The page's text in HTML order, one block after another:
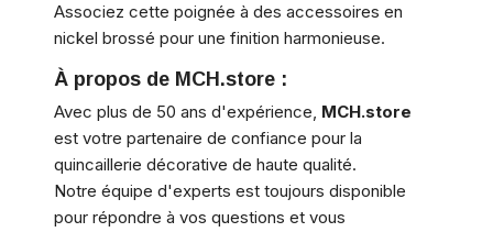
Associez cette poignée à des accessoires en
nickel brossé pour une finition harmonieuse.
À propos de MCH.store :
Avec plus de 50 ans d'expérience, MCH.store
est votre partenaire de confiance pour la
quincaillerie décorative de haute qualité.
Notre équipe d'experts est toujours disponible
pour répondre à vos questions et vous